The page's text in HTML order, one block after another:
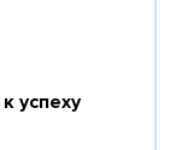
успеху